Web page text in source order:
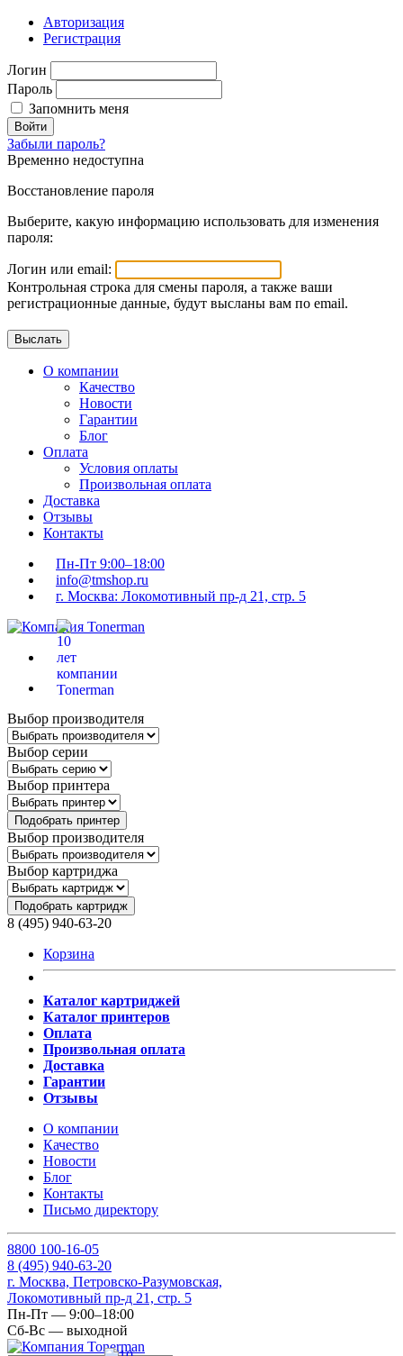
Авторизация
Регистрация
Логин
Пароль
Запомнить меня
Войти
Забыли пароль?
Временно недоступна
Восстановление пароля
Выберите, какую информацию использовать для изменения
пароля:
Логин или email:
Контрольная строка для смены пароля, а также ваши
регистрационные данные, будут высланы вам по email.
О компании
Качество
Новости
Гарантии
Блог
Оплата
Условия оплаты
Произвольная оплата
Доставка
Отзывы
Контакты
Пн-Пт 9:00–18:00
info@tmshop.ru
г. Москва: Локомотивный пр-д 21, стр. 5
Выбор производителя
Выбор серии
Выбор принтера
Подобрать принтер
Выбор производителя
Выбор картриджа
Подобрать картридж
8 (495) 940-63-20
Корзина
Каталог картриджей
Каталог принтеров
Оплата
Произвольная оплата
Доставка
Гарантии
Отзывы
О компании
Качество
Новости
Блог
Контакты
Письмо директору
8800 100-16-05
8 (495) 940-63-20
г. Москва, Петровско-Разумовская,
Локомотивный пр-д 21, стр. 5
Пн-Пт — 9:00–18:00
Сб-Вс — выходной